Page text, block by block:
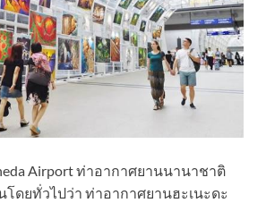
Airport ท่าอากาศยานนานาชาติ
โดยทั่วไปว่า ท่าอากาศยานฮะเนะดะ